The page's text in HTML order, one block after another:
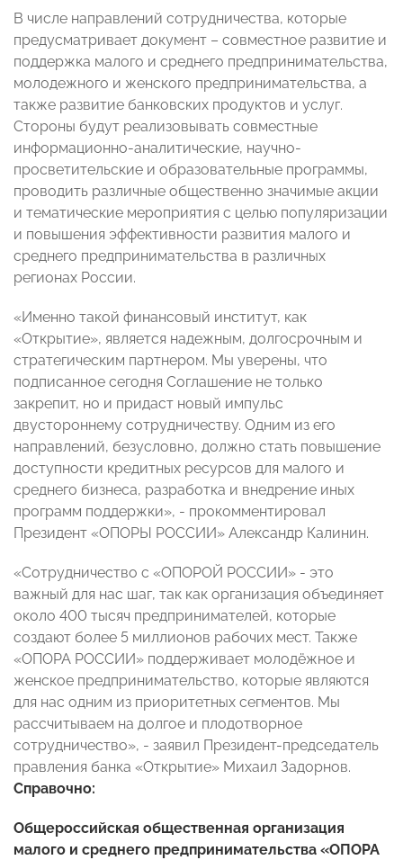
В числе направлений сотрудничества, которые
предусматривает документ – совместное развитие и
поддержка малого и среднего предпринимательства,
молодежного и женского предпринимательства, а
также развитие банковских продуктов и услуг.
Стороны будут реализовывать совместные
информационно-аналитические, научно-
просветительские и образовательные программы,
проводить различные общественно значимые акции
и тематические мероприятия с целью популяризации
и повышения эффективности развития малого и
среднего предпринимательства в различных
регионах России.
«Именно такой финансовый институт, как
«Открытие», является надежным, долгосрочным и
стратегическим партнером. Мы уверены, что
подписанное сегодня Соглашение не только
закрепит, но и придаст новый импульс
двустороннему сотрудничеству. Одним из его
направлений, безусловно, должно стать повышение
доступности кредитных ресурсов для малого и
среднего бизнеса, разработка и внедрение иных
программ поддержки», - прокомментировал
Президент «ОПОРЫ РОССИИ» Александр Калинин.
«Сотрудничество с «ОПОРОЙ РОССИИ» - это
важный для нас шаг, так как организация объединяет
около 400 тысяч предпринимателей, которые
создают более 5 миллионов рабочих мест. Также
«ОПОРА РОССИИ» поддерживает молодёжное и
женское предпринимательство, которые являются
для нас одним из приоритетных сегментов. Мы
рассчитываем на долгое и плодотворное
сотрудничество», - заявил Президент-председатель
правления банка «Открытие» Михаил Задорнов.
Справочно:
Общероссийская общественная организация
малого и среднего предпринимательства «ОПОРА